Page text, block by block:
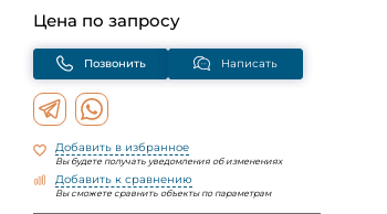
Цена по запросу
Позвонить Написать
Добавить в избранное
Вы будете получать уведомления об изменениях
Добавить к сравнению
Вы сможете сравнить объекты по параметрам